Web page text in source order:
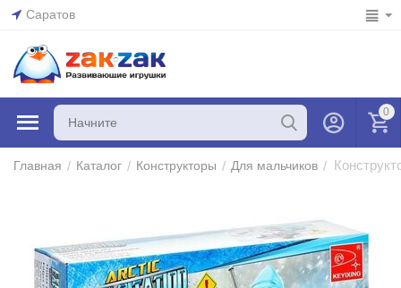
Саратов
0
Главная / Каталог / Конструкторы / Для мальчиков /